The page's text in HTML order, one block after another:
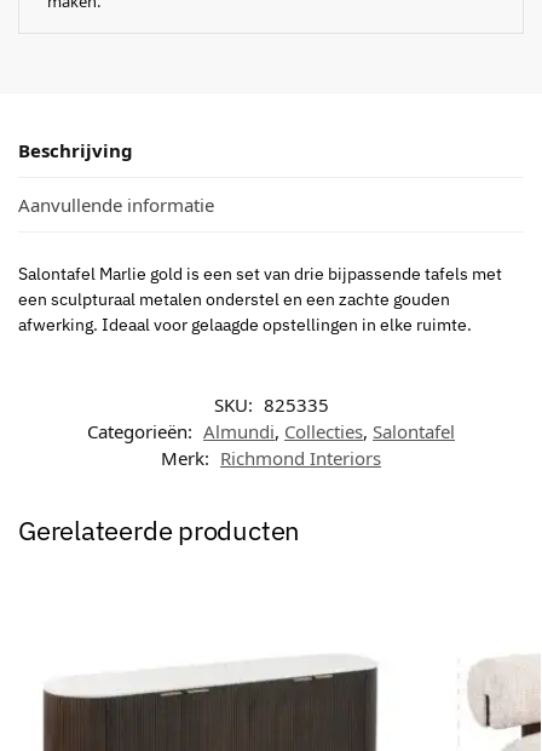
Beschrijving
Aanvullende informatie
Salontafel Marlie gold is een set van drie bijpassende tafels met
een sculpturaal metalen onderstel en een zachte gouden
afwerking. Ideaal voor gelaagde opstellingen in elke ruimte.
SKU: 825335
Categorieën: Almundi, Collecties, Salontafel
Merk: Richmond Interiors
Gerelateerde producten